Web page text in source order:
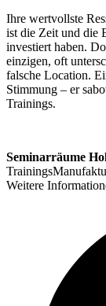
Ihre wertvollste
ist die Zeit und die
investiert haben.
einzigen, oft
falsche Location.
Stimmung – er
Trainings.
Seminarräume
Weitere